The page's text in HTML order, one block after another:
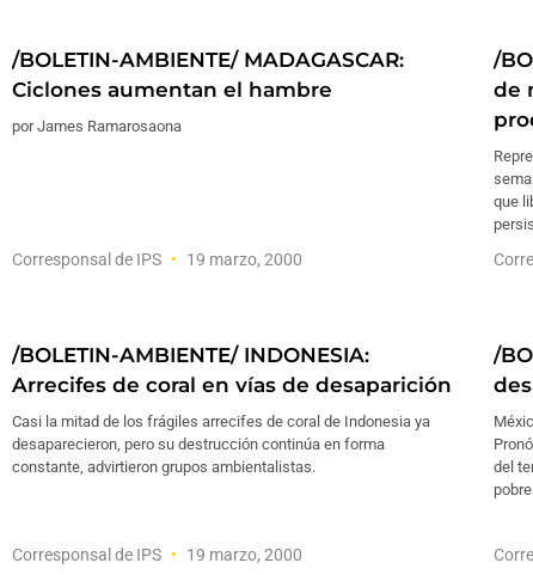
/BOLETIN-AMBIENTE/ MADAGASCAR:
Ciclones aumentan el hambre
por James Ramarosaona
Corresponsal de IPS 19 marzo, 2000
/
de
que
/BOLETIN-AMBIENTE/ INDONESIA:
Arrecifes de coral en vías de desaparición
Casi la mitad de los frágiles arrecifes de coral de Indonesia ya
desaparecieron, pero su destrucción continúa en forma
constante, advirtieron grupos ambientalistas.
Corresponsal de IPS 19 marzo, 2000
/
del